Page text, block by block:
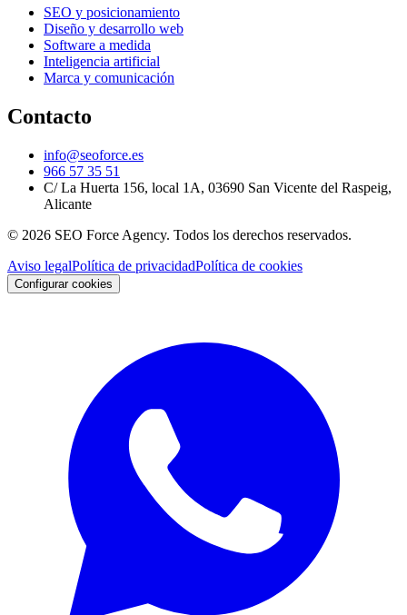
SEO y posicionamiento
Diseño y desarrollo web
Software a medida
Inteligencia artificial
Marca y comunicación
Contacto
info@seoforce.es
966 57 35 51
C/ La Huerta 156, local 1A, 03690 San Vicente del Raspeig,
Alicante
© 2026 SEO Force Agency. Todos los derechos reservados.
Aviso legalPolítica de privacidadPolítica de cookies
Configurar cookies